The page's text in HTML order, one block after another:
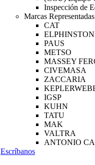
Inspección de
Marcas Representadas
CAT
PAUS
METSO
MASSEY
CIVEMASA
ZACCARIA
IGSP
KUHN
TATU
MAK
VALTRA
ANTONIO
Escríbanos